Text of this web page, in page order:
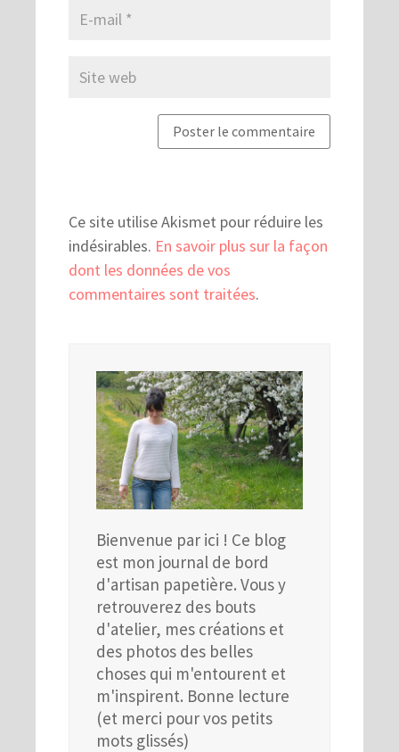
Ce site utilise Akismet pour réduire les
indésirables. En savoir plus sur la façon
dont les données de vos
commentaires sont traitées.
Bienvenue par ici ! Ce blog
est mon journal de bord
d'artisan papetière. Vous y
retrouverez des bouts
d'atelier, mes créations et
des photos des belles
choses qui m'entourent et
m'inspirent. Bonne lecture
(et merci pour vos petits
mots glissés)